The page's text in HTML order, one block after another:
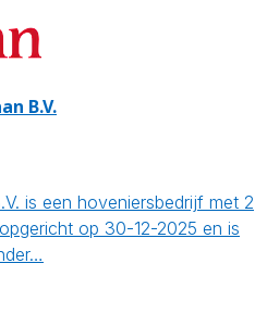
B.V.
is een hoveniersbedrijf met 2
op 30-12-2025 en is